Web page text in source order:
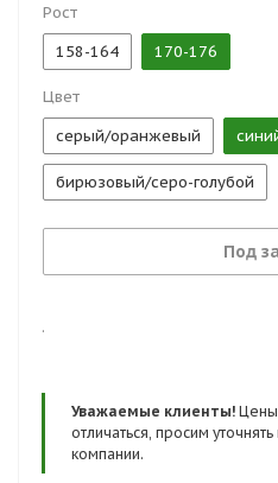
Рост
158-164
170-176
Цвет
серый/оранжевый
бирюзовый/серо-голубой
Под
.
Уважаемые клиенты! Цены
отличаться, просим
компании.